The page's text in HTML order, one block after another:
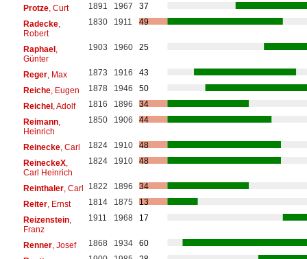
Protze, Curt 1891 1967
37
Radecke,
Robert
1830 1911 49
Raphael,
Günter
1903 1960 25
Reger, Max 1873 1916
43
Reiche, Eugen 1878 1946
50
Reichel, Adolf 1816 1896
34
Reimann,
Heinrich
1850 1906 44
Reinecke, Carl 1824 1910
48
ReineckeX,
Carl Heinrich
1824 1910 48
Reinthaler, Carl 1822 1896
34
Reiter, Ernst 1814 1875
13
Reizenstein,
Franz
1911 1968 17
Renner, Josef 1868 1934
60